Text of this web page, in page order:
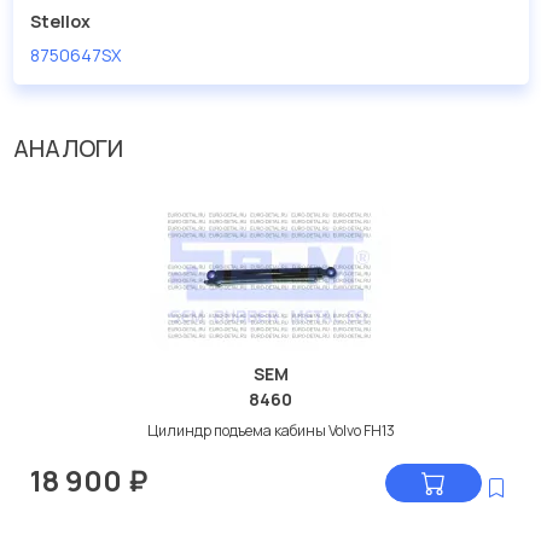
Stellox
8750647SX
АНАЛОГИ
SEM
8460
Цилиндр подъема кабины Volvo FH13
18 900 ₽